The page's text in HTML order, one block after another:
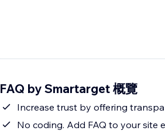
FAQ by Smartarget 概覽
Increase trust by offering
No coding. Add FAQ to your site